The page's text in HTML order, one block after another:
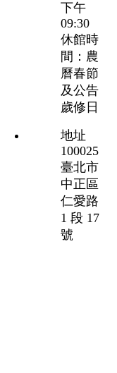
下午
09:30
休館時
間：農
曆春節
及公告
歲修日
地址
100025
臺北市
中正區
仁愛路
1 段 17
號